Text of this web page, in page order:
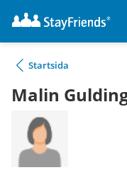
Startsida
Malin